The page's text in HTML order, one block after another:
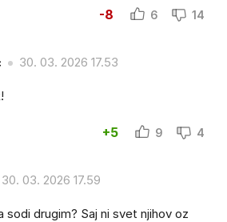
-8 6 14
30. 03. 2026 17.53
+5 9 4
30. 03. 2026 17.59
sodi drugim? Saj ni svet njihov oz